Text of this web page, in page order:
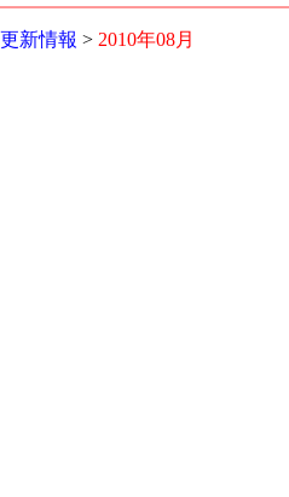
更新情報 > 2010年08月